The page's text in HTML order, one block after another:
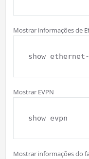
Mostrar informações de
show ethernet-
Mostrar EVPN
show evpn
Mostrar informações do